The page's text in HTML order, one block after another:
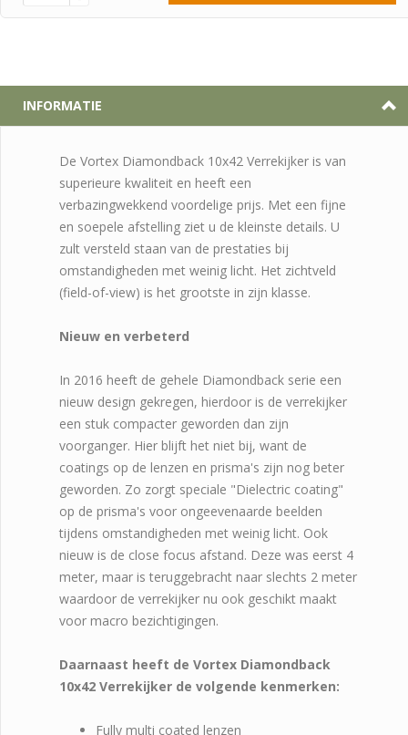
INFORMATIE
De Vortex Diamondback 10x42 Verrekijker is van
superieure kwaliteit en heeft een
verbazingwekkend voordelige prijs. Met een fijne
en soepele afstelling ziet u de kleinste details. U
zult versteld staan van de prestaties bij
omstandigheden met weinig licht. Het zichtveld
(field-of-view) is het grootste in zijn klasse.
Nieuw en verbeterd
In 2016 heeft de gehele Diamondback serie een
nieuw design gekregen, hierdoor is de verrekijker
een stuk compacter geworden dan zijn
voorganger. Hier blijft het niet bij, want de
coatings op de lenzen en prisma's zijn nog beter
geworden. Zo zorgt speciale "Dielectric coating"
op de prisma's voor ongeevenaarde beelden
tijdens omstandigheden met weinig licht. Ook
nieuw is de close focus afstand. Deze was eerst 4
meter, maar is teruggebracht naar slechts 2 meter
waardoor de verrekijker nu ook geschikt maakt
voor macro bezichtigingen.
Daarnaast heeft de Vortex Diamondback
10x42 Verrekijker de volgende kenmerken:
Fully multi coated lenzen